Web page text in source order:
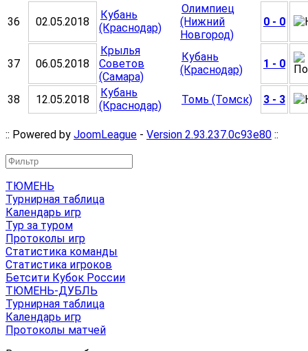
36 02.05.2018
Кубань
(Краснодар)
Олимпиец
(Нижний
Новгород)
0 - 0
37 06.05.2018
Крылья
Советов
(Самара)
Кубань
(Краснодар)
1 - 0
38 12.05.2018
Кубань
(Краснодар)
Томь (Томск) 3 - 3
:: Powered by JoomLeague - Version 2.93.237.0c93e80 ::
ТЮМЕНЬ
Турнирная таблица
Календарь игр
Тур за туром
Протоколы игр
Статистика команды
Статистика игроков
Бетсити Кубок России
ТЮМЕНЬ-ДУБЛЬ
Турнирная таблица
Календарь игр
Протоколы матчей